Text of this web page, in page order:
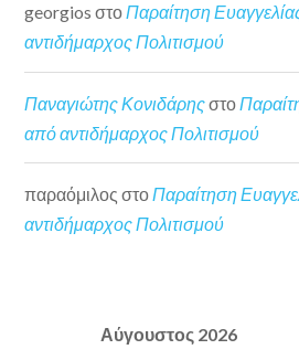
georgios στοΠαραίτηση
αντιδήμαρχος Πολιτισμού
Παναγιώτης Κονιδάρηςστο
από αντιδήμαρχος Πολιτισμού
παραόμιλος στοΠαραίτηση
αντιδήμαρχος Πολιτισμού
Αύγουστος 2026